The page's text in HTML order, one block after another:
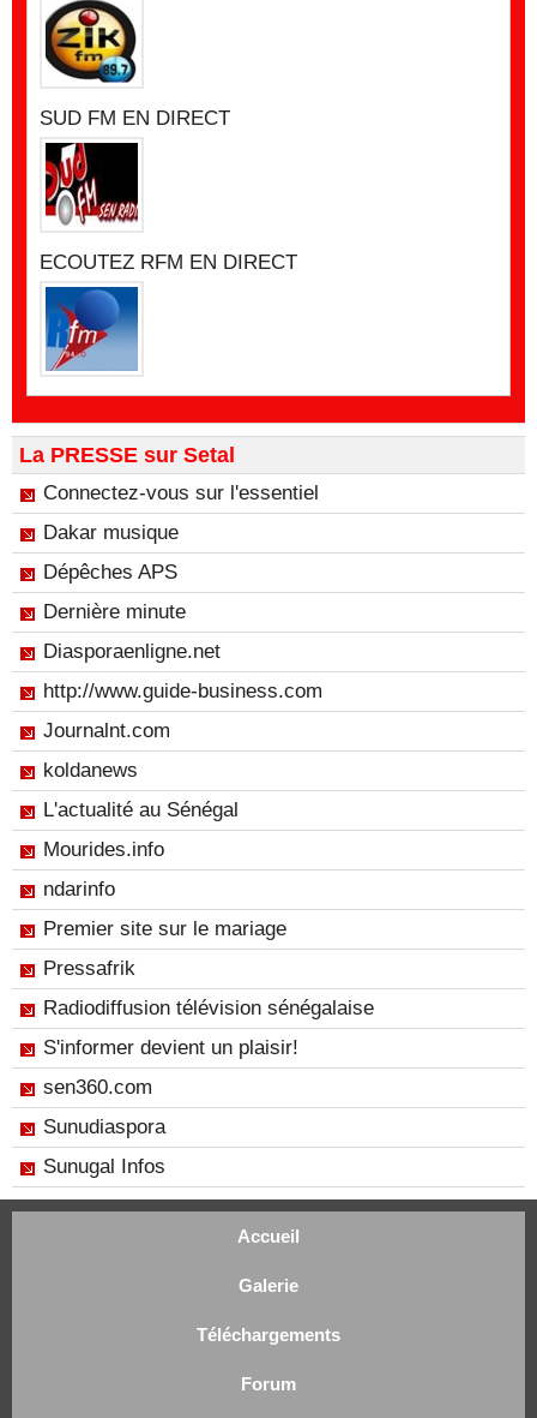
SUD FM EN DIRECT
ECOUTEZ RFM EN DIRECT
La PRESSE sur Setal
Connectez-vous sur l'essentiel
Dakar musique
Dépêches APS
Dernière minute
Diasporaenligne.net
http://www.guide-business.com
Journalnt.com
koldanews
L'actualité au Sénégal
Mourides.info
ndarinfo
Premier site sur le mariage
Pressafrik
Radiodiffusion télévision sénégalaise
S'informer devient un plaisir!
sen360.com
Sunudiaspora
Sunugal Infos
Accueil
Galerie
Téléchargements
Forum